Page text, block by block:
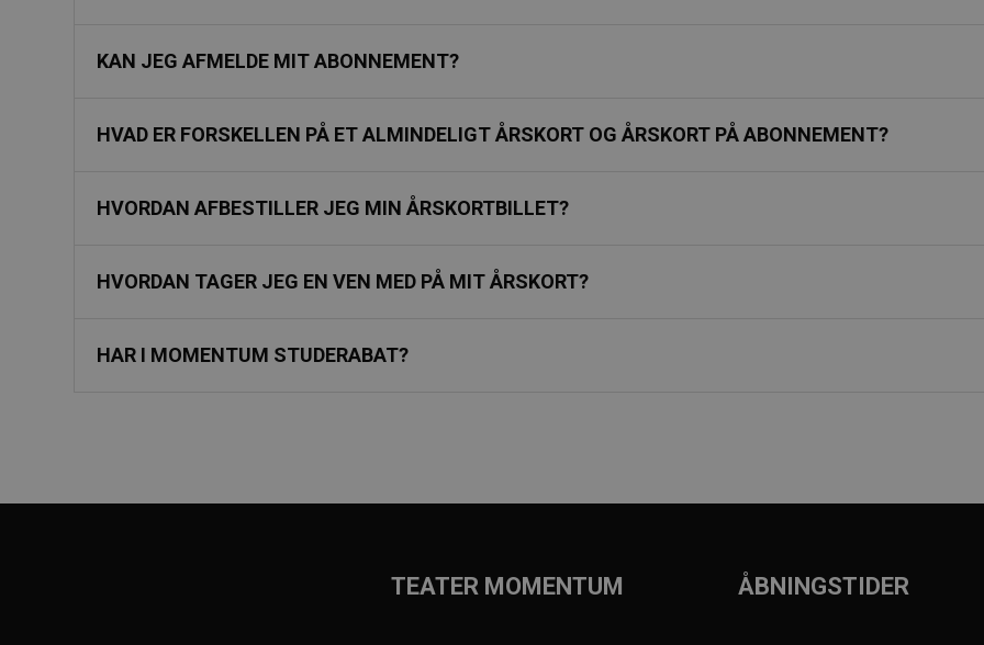
KAN JEG AFMELDE MIT ABONNEMENT?
HVAD ER FORSKELLEN PÅ ET ALMINDELIGT ÅRSKORT OG ÅRSKORT PÅ ABONNEMENT?
HVORDAN AFBESTILLER JEG MIN ÅRSKORTBILLET?
HVORDAN TAGER JEG EN VEN MED PÅ MIT ÅRSKORT?
HAR I MOMENTUM STUDERABAT?
TEATER MOMENTUM ÅBNINGSTIDER